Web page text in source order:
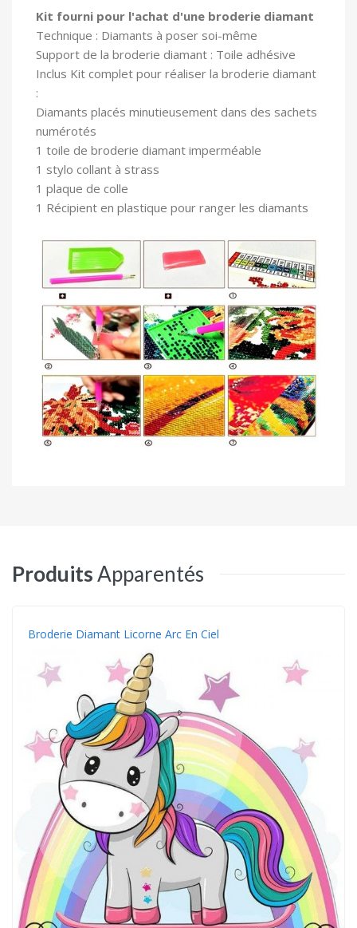
Kit fourni pour l'achat d'une broderie diamant
Technique : Diamants à poser soi-même
Support de la broderie diamant : Toile adhésive
Inclus Kit complet pour réaliser la broderie diamant
:
Diamants placés minutieusement dans des sachets
numérotés
1 toile de broderie diamant imperméable
1 stylo collant à strass
1 plaque de colle
1 Récipient en plastique pour ranger les diamants
ProduitsApparentés
Broderie Diamant Licorne Arc En Ciel